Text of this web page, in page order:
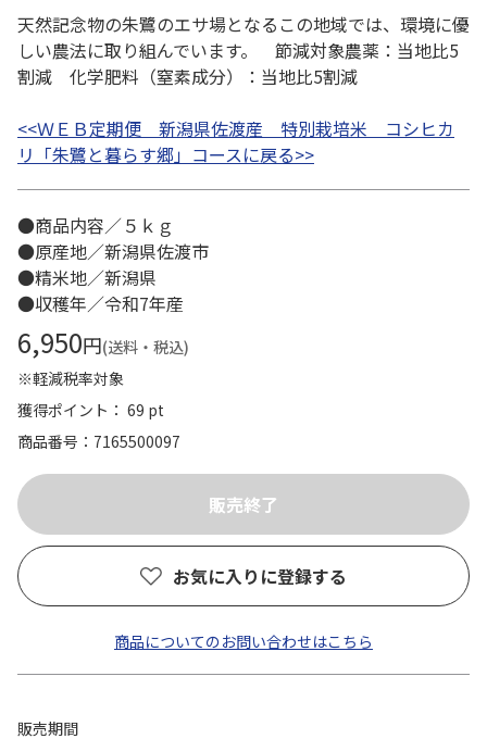
天然記念物の朱鷺のエサ場となるこの地域では、環境に優
しい農法に取り組んでいます。 節減対象農薬：当地比5
割減 化学肥料（窒素成分）：当地比5割減
<<ＷＥＢ定期便 新潟県佐渡産 特別栽培米 コシヒカ
リ「朱鷺と暮らす郷」コースに戻る>>
●商品内容／５ｋｇ
●原産地／新潟県佐渡市
●精米地／新潟県
●収穫年／令和7年産
6,950円(送料・税込)
※軽減税率対象
獲得ポイント： 69 pt
商品番号
7165500097
お気に入りに登録する
商品についてのお問い合わせはこちら
販売期間